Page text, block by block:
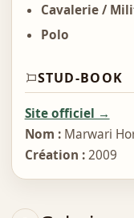
Cavalerie /
Polo
STUD-BOOK
Site officiel →
Nom :Marwari
Création :2009